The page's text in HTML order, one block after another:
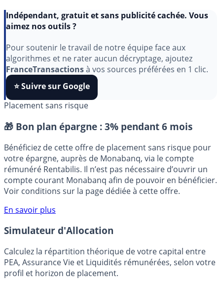
aimez nos outils ?
Pour soutenir le travail de notre équipe face aux
algorithmes et ne rater aucun décryptage, ajoutez
FranceTransactionsà vos sources préférées en 1 clic.
⭐️ Suivre sur Google
Placement sans risque
🎁 Bon plan épargne : 3% pendant 6 mois
Bénéficiez de cette offre de placement sans risque pour
votre épargne, auprès de Monabanq, via le compte
rémunéré Rentabilis. Il n’est pas nécessaire d’ouvrir un
compte courant Monabanq afin de pouvoir en bénéficier.
Voir conditions sur la page dédiée à cette offre.
En savoir plus
Simulateur d'Allocation
Calculez la répartition théorique de votre capital entre